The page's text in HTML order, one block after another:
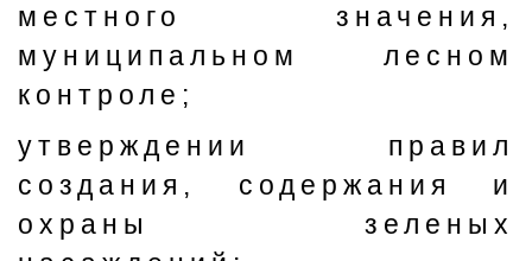
местного значения,
муниципальном лесном
контроле;
утверждении правил
создания, содержания и
охраны зеленых